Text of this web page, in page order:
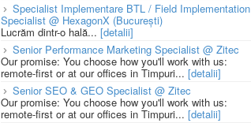
Specialist Implementare BTL / Field Implementation
Specialist @ HexagonX (București)
Lucrăm dintr-o hală... [detalii]
Senior Performance Marketing Specialist @ Zitec
Our promise: You choose how you'll work with us:
remote-first or at our offices in Timpuri... [detalii]
Senior SEO & GEO Specialist @ Zitec
Our promise: You choose how you'll work with us:
remote-first or at our offices in Timpuri... [detalii]